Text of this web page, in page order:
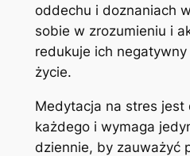
oddechu i doznaniach
sobie w zrozumieniu i
redukuje ich negatywny
życie.
Medytacja na stres jest
każdego i wymaga
dziennie, by zauważyć